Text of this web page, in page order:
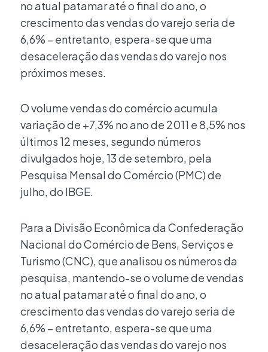
no atual patamar até o final do ano, o
crescimento das vendas do varejo seria de
6,6% – entretanto, espera-se que uma
desaceleração das vendas do varejo nos
próximos meses.
O volume vendas do comércio acumula
variação de +7,3% no ano de 2011 e 8,5% nos
últimos 12 meses, segundo números
divulgados hoje, 13 de setembro, pela
Pesquisa Mensal do Comércio (PMC) de
julho, do IBGE.
Para a Divisão Econômica da Confederação
Nacional do Comércio de Bens, Serviços e
Turismo (CNC), que analisou os números da
pesquisa, mantendo-se o volume de vendas
no atual patamar até o final do ano, o
crescimento das vendas do varejo seria de
6,6% – entretanto, espera-se que uma
desaceleração das vendas do varejo nos